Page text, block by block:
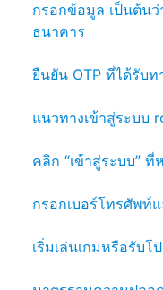
กรอกข้อมูล เป็นต้น
ธนาคาร
ยืนยัน OTP ที่ได้รับท
แนวทางเข้าสู่ระบบ
คลิก “เข้าสู่ระบบ” ที่
กรอกเบอร์โทรศัพท์
เริ่มเล่นเกมหรือรับ